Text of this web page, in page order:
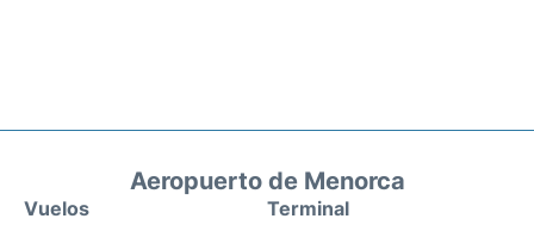
Aeropuerto de Menorca
Vuelos Terminal